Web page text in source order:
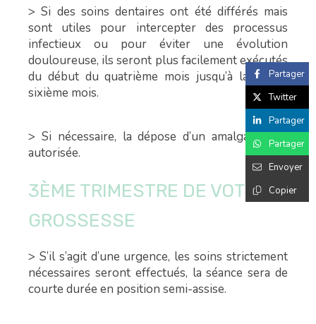
> Si des soins dentaires ont été différés mais
sont utiles pour intercepter des processus
infectieux ou pour éviter une évolution
douloureuse, ils seront plus facilement exécutés
du début du quatrième mois jusqu’à la fin du
sixième mois.
> Si nécessaire, la dépose d’un amalgame est
autorisée.
3ÈME TRIMESTRE DE VOTRE
GROSSESSE
> S’il s’agit d’une urgence, les soins strictement
nécessaires seront effectués, la séance sera de
courte durée en position semi-assise.
Partager
Twitter
Partager
Partager
Envoyer
Copier